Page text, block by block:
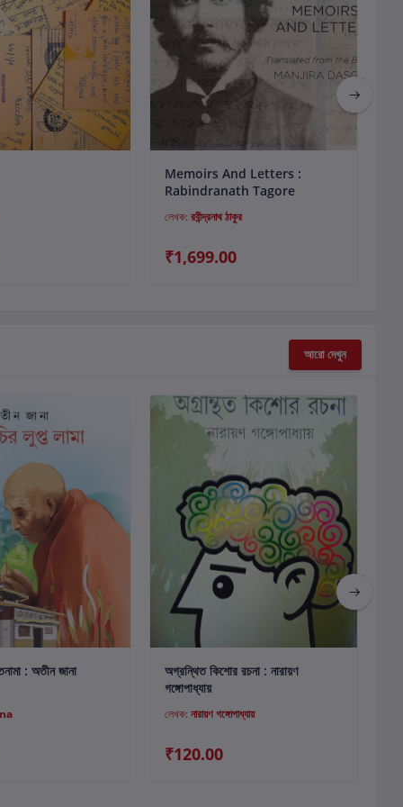
কার্টে যোগ করুন
Memoirs And Letters :
Rabindranath Tagore
লেখক: রবীন্দ্রনাথ ঠাকুর
₹1,699.00
আরো দেখুন
যোগ করুন
: অতীন জানা কার্টে যোগ করুন
অগ্রন্থিত কিশোর রচনা : নারায়ণ
গঙ্গোপাধ্যায়
লেখক: নারায়ণ গঙ্গোপাধ্যায়
₹120.00